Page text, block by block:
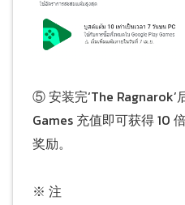
⑤ 安装完‘The Ragnarok’
Games 充值即可获得 10
奖励。
※ 注